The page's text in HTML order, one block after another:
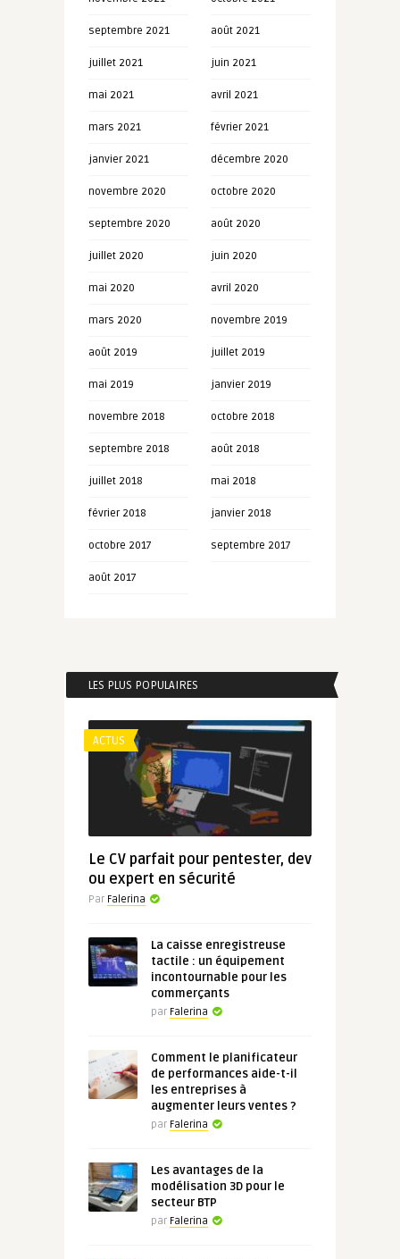
septembre 2021 août 2021
juillet 2021 juin 2021
mai 2021 avril 2021
mars 2021 février 2021
janvier 2021 décembre 2020
novembre 2020 octobre 2020
septembre 2020 août 2020
juillet 2020 juin 2020
mai 2020 avril 2020
mars 2020 novembre 2019
août 2019 juillet 2019
mai 2019 janvier 2019
novembre 2018 octobre 2018
septembre 2018 août 2018
juillet 2018 mai 2018
février 2018 janvier 2018
octobre 2017 septembre 2017
août 2017
LES PLUS POPULAIRES
ACTUS
Le CV parfait pour pentester, dev
ou expert en sécurité
Par Falerina
La caisse enregistreuse
tactile : un équipement
incontournable pour les
commerçants
par Falerina
Comment le planificateur
de performances aide-t-il
les entreprises à
augmenter leurs ventes ?
par Falerina
Les avantages de la
modélisation 3D pour le
secteur BTP
par Falerina